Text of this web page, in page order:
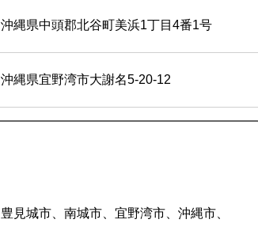
沖縄県中頭郡北谷町美浜1丁目4番1号
沖縄県宜野湾市大謝名5-20-12
見城市、南城市、宜野湾市、沖縄市、